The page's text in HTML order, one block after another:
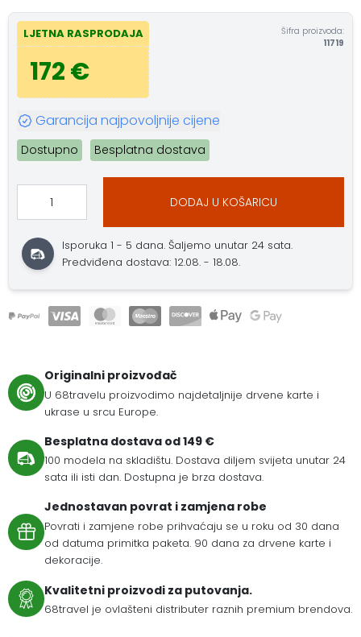
LJETNA RASPRODAJA
172 €
Šifra proizvoda:
11719
Garancija najpovoljnije cijene
Dostupno Besplatna dostava
DODAJ U KOŠARICU
Isporuka 1 - 5 dana. Šaljemo unutar 24 sata.
Predviđena dostava: 12.08. - 18.08.
Originalni proizvođač
U 68travelu proizvodimo najdetaljnije drvene karte i
ukrase u srcu Europe.
Besplatna dostava od 149 €
100 modela na skladištu. Dostava diljem svijeta unutar 24
sata ili isti dan. Dostupna je brza dostava.
Jednostavan povrat i zamjena robe
Povrati i zamjene robe prihvaćaju se u roku od 30 dana
od datuma primitka paketa. 90 dana za drvene karte i
dekoracije.
Kvalitetni proizvodi za putovanja.
68travel je ovlašteni distributer raznih premium brendova.